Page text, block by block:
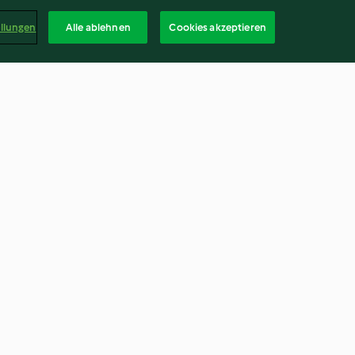
Alle ablehnen Cookies akzeptieren